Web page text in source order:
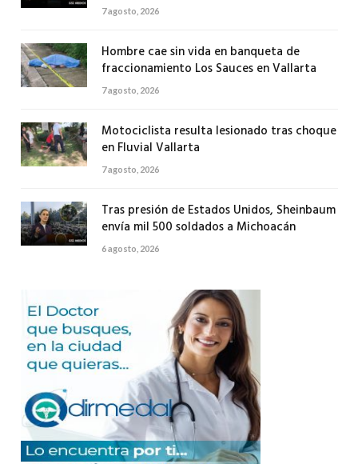
7 agosto, 2026
Hombre cae sin vida en banqueta de
fraccionamiento Los Sauces en Vallarta
7 agosto, 2026
Motociclista resulta lesionado tras choque
en Fluvial Vallarta
7 agosto, 2026
Tras presión de Estados Unidos, Sheinbaum
envía mil 500 soldados a Michoacán
6 agosto, 2026